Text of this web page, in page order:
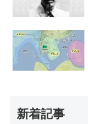
新着記事